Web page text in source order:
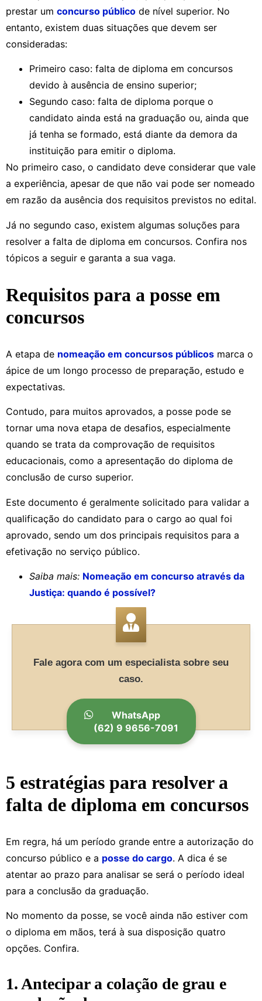
prestar um concurso público de nível superior. No
entanto, existem duas situações que devem ser
consideradas:
Primeiro caso: falta de diploma em concursos
devido à ausência de ensino superior;
Segundo caso: falta de diploma porque o
candidato ainda está na graduação ou, ainda que
já tenha se formado, está diante da demora da
instituição para emitir o diploma.
No primeiro caso, o candidato deve considerar que vale
a experiência, apesar de que não vai pode ser nomeado
em razão da ausência dos requisitos previstos no edital.
Já no segundo caso, existem algumas soluções para
resolver a falta de diploma em concursos. Confira nos
tópicos a seguir e garanta a sua vaga.
Requisitos para a posse em
concursos
A etapa de nomeação em concursos públicos marca o
ápice de um longo processo de preparação, estudo e
expectativas.
Contudo, para muitos aprovados, a posse pode se
tornar uma nova etapa de desafios, especialmente
quando se trata da comprovação de requisitos
educacionais, como a apresentação do diploma de
conclusão de curso superior.
Este documento é geralmente solicitado para validar a
qualificação do candidato para o cargo ao qual foi
aprovado, sendo um dos principais requisitos para a
efetivação no serviço público.
Saiba mais: Nomeação em concurso através da
Justiça: quando é possível?
Fale agora com um especialista sobre seu
caso.
WhatsApp
(62) 9 9656-7091
5 estratégias para resolver a
falta de diploma em concursos
Em regra, há um período grande entre a autorização do
concurso público e a posse do cargo. A dica é se
atentar ao prazo para analisar se será o período ideal
para a conclusão da graduação.
No momento da posse, se você ainda não estiver com
o diploma em mãos, terá à sua disposição quatro
opções. Confira.
1. Antecipar a colação de grau e